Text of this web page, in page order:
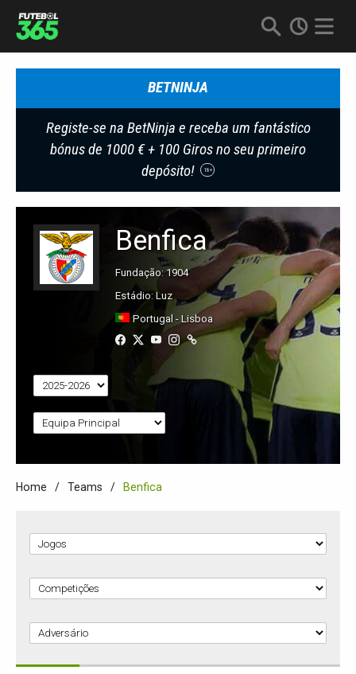
BETNINJA
Registe-se na BetNinja e receba um fantástico
bónus de 1000 € + 100 Giros no seu primeiro
depósito!
18+
Benfica
Fundação: 1904
Estádio: Luz
Portugal - Lisboa
Home Teams Benfica